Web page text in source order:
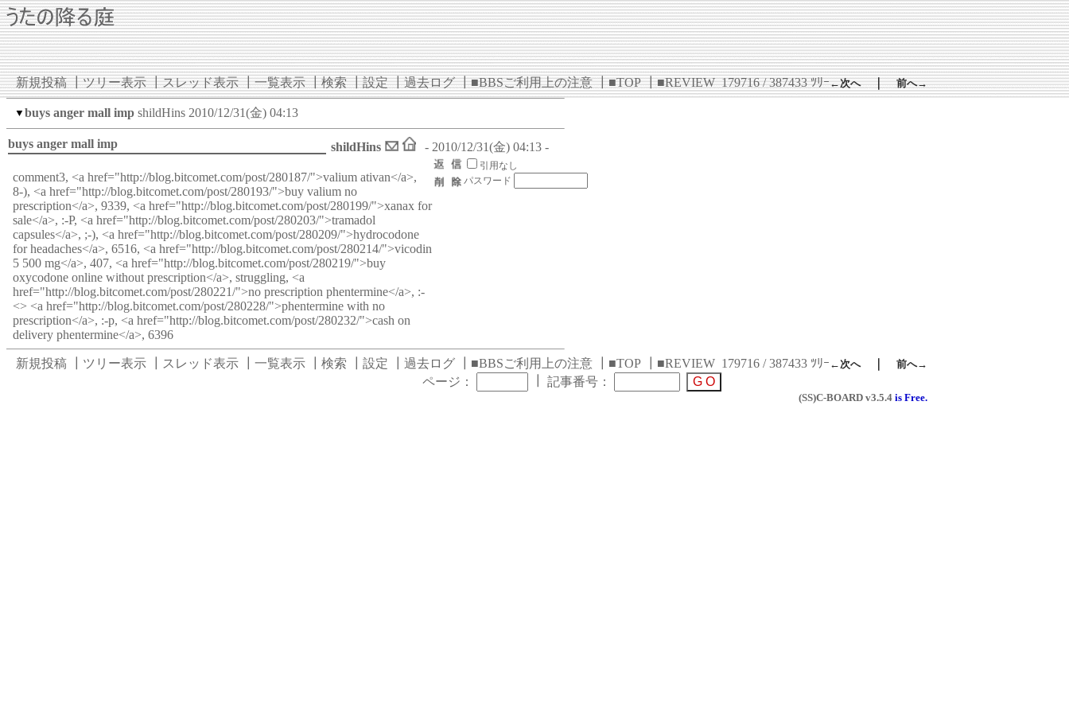
新規投稿┃ツリー表示┃スレッド表示┃一覧表示┃検索┃設定┃過去ログ┃■BBSご利用上の注意┃■TOP┃■REVIEW 179716 / 387433 ﾂﾘｰ←次へ｜前へ→
▼ buys anger mall imp shildHins 2010/12/31(金) 04:13
buys anger mall imp shildHins - 2010/12/31(金) 04:13 -
comment3, <a href="http://blog.bitcomet.com/post/280187/">valium ativan</a>,
8-), <a href="http://blog.bitcomet.com/post/280193/">buy valium no
prescription</a>, 9339, <a href="http://blog.bitcomet.com/post/280199/">xanax for
sale</a>, :-P, <a href="http://blog.bitcomet.com/post/280203/">tramadol
capsules</a>, ;-), <a href="http://blog.bitcomet.com/post/280209/">hydrocodone
for headaches</a>, 6516, <a href="http://blog.bitcomet.com/post/280214/">vicodin
5 500 mg</a>, 407, <a href="http://blog.bitcomet.com/post/280219/">buy
oxycodone online without prescription</a>, struggling, <a
href="http://blog.bitcomet.com/post/280221/">no prescription phentermine</a>, :-
<> <a href="http://blog.bitcomet.com/post/280228/">phentermine with no
prescription</a>, :-p, <a href="http://blog.bitcomet.com/post/280232/">cash on
delivery phentermine</a>, 6396
引用なし
パスワード
新規投稿 ツリー表示 スレッド表示 一覧表示 検索 設定 過去ログ ■BBSご利用上の注意 ■TOP ■REVIEW 179716 / 387433 ﾂﾘｰ ←次へ｜ 前へ→
ページ： 記事番号：
(SS)C-BOARD v3.5.4 is Free.